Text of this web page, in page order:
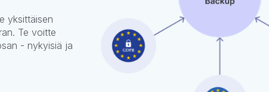
yksittäisen
Te voitte
- nykyisiä ja